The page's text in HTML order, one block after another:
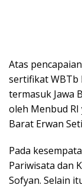
Atas
sertifikat WBTb
termasuk Jawa
oleh Menbud
Barat Erwan
Pada
Pariwisata dan
Sofyan. Selain